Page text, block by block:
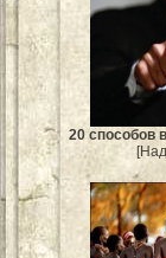
20 способов